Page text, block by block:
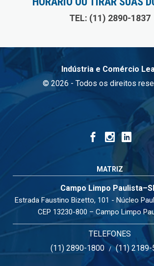
TEL: (11) 2890-1837
Indústria e Comércio
© 2026 - Todos os direitos
MATRIZ
Campo Limpo
Estrada Faustino Bizetto, 101 - Núcleo
CEP 13230-800 – Campo Limpo
TELEFONES
(11) 2890-1800/(11) 2189-